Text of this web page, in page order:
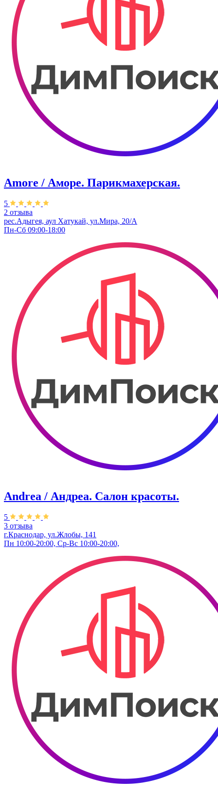
Amore / Аморе. Парикмахерская.
5
2 отзыва
рес.Адыгея, аул Хатукай, ул.Мира, 20/А
Пн-Сб 09:00-18:00
Andrea / Андреа. Салон красоты.
5
3 отзыва
г.Краснодар, ул.Жлобы, 141
Пн 10:00-20:00, Ср-Вс 10:00-20:00,